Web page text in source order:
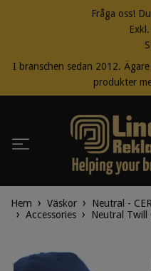
Fråga oss!
I branschen sedan 2012.
produkter
Hem Väskor
Neutral -
Accessories
Neutral Twill